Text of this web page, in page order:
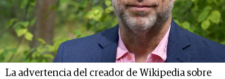
La advertencia del creador de Wikipedia sobre